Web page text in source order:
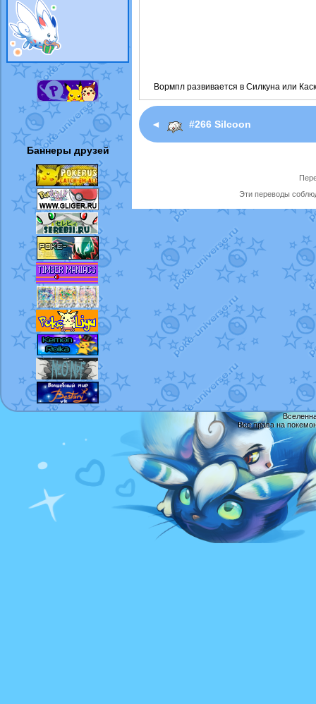
Баннеры друзей
Вормпл развивается в Силкуна или
◄ #266 Silcoon
Эти переводы
Все права на